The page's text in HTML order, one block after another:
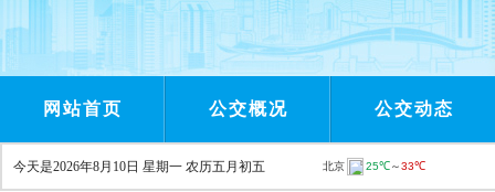
网站首页 公交概况 公交动态
今天是2026年8月10日 星期一 农历五月初五